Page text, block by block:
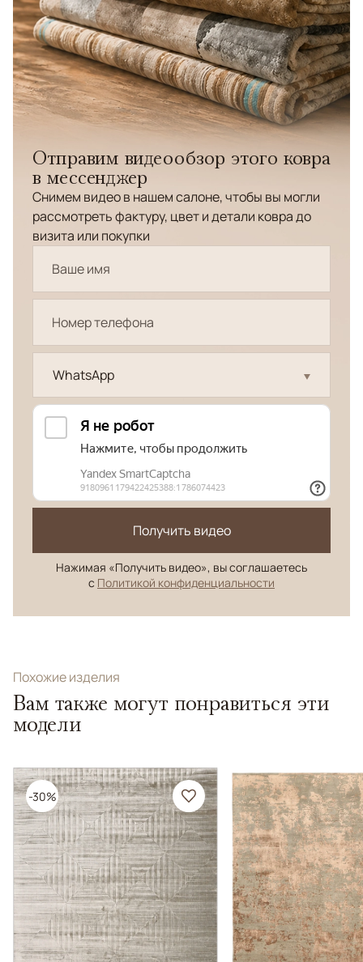
Отправим видеообзор этого ковра
в мессенджер
Снимем видео в нашем салоне, чтобы вы могли
рассмотреть фактуру, цвет и детали ковра до
визита или покупки
WhatsApp
Получить видео
Нажимая «Получить видео», вы соглашаетесь
с Политикой конфиденциальности
Похожие изделия
Вам также могут понравиться эти
модели
-30%